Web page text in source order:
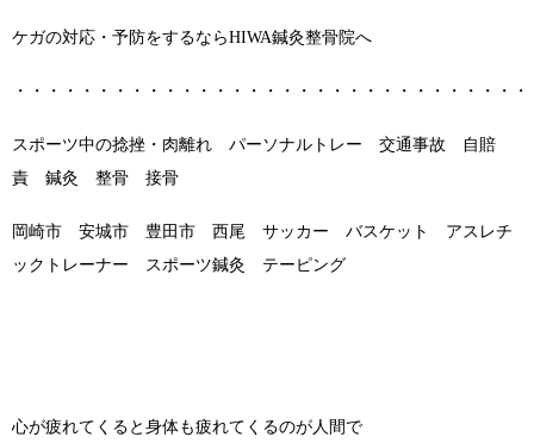
ケガの対応・予防をするならHIWA鍼灸整骨院へ
・・・・・・・・・・・・・・・・・・・・・・・・・・・・・・
スポーツ中の捻挫・肉離れ パーソナルトレー 交通事故 自賠
責 鍼灸 整骨 接骨
岡崎市 安城市 豊田市 西尾 サッカー バスケット アスレチ
ックトレーナー スポーツ鍼灸 テーピング
心が疲れてくると身体も疲れてくるのが人間で